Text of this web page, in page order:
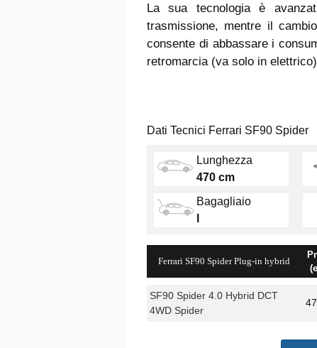
La sua tecnologia è
trasmissione, mentre il
consente di abbassare i
retromarcia (va solo in
Dati Tecnici Ferrari SF90 Spider
Lunghezza
470 cm
Bagagliaio
Ferrari SF90 Spider Plug-in hybrid
SF90 Spider 4.0 Hybrid DCT
4WD Spider